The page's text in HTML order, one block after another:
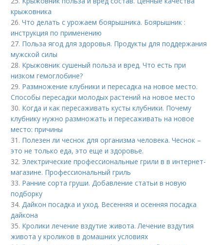
крыжовника
26.Что делать с урожаем боярышника. Боярышник :
инструкция по применению
27. Польза ягод для здоровья. Продукты для поддержания
мужской силы
28. Крыжовник сушеный польза и вред. Что есть при
низком гемоглобине?
29. Размножение клубники и пересадка на новое место.
Способы пересадки молодых растений на новое место
30. Когда и как пересаживать кусты клубники. Почему
клубнику нужно размножать и пересаживать на новое
место: причины
31. Полезен ли чеснок для организма человека. Чеснок –
это не только еда, это еще и здоровье.
32. Электрические профессиональные грили в в интернет-
магазине. Профессиональный гриль
33. Ранние сорта груши. Добавление статьи в новую
подборку
34.Дайкон посадка и уход. Весенняя и осенняя посадка
дайкона
35. Кролики лечение вздутие живота. Лечение вздутия
живота у кроликов в домашних условиях